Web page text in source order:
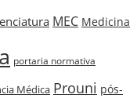
MEC Medicina
portaria normativa
Médica Prouni pós-